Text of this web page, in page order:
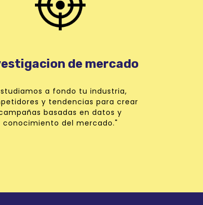
de mercado
a fondo tu industria,
y tendencias para crear
basadas en datos y
conocimiento del mercado."